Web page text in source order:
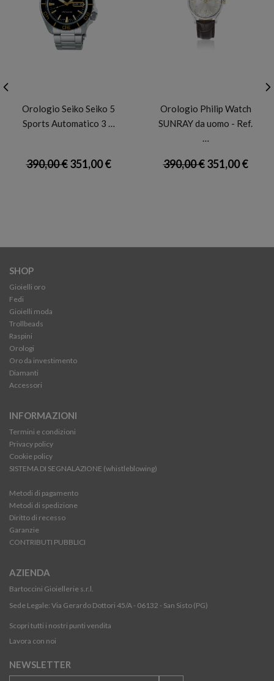
Orologio Seiko Seiko 5
Sports Automatico 3 …
390,00 €351,00 €
Orologio Philip Watch
SUNRAY da uomo - Ref.
…
390,00 €351,00 €
SHOP
Gioielli oro
Fedi
Gioielli moda
Trollbeads
Raspini
Orologi
Oro da investimento
Diamanti
Accessori
INFORMAZIONI
Termini e condizioni
Privacy policy
Cookie policy
SISTEMA DI SEGNALAZIONE (whistleblowing)
Metodi di pagamento
Metodi di spedizione
Diritto di recesso
Garanzie
CONTRIBUTI PUBBLICI
AZIENDA
Bartoccini Gioiellerie s.r.l.
Sede Legale: Via Gerardo Dottori 45/A - 06132 - San Sisto (PG)
Scopri tutti i nostri punti vendita
Lavora con noi
NEWSLETTER